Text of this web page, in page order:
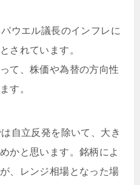
ウエル議長のインフレに
されています。
て、株価や為替の方向性
す。
自立反発を除いて、大き
かと思います。銘柄によ
、レンジ相場となった場